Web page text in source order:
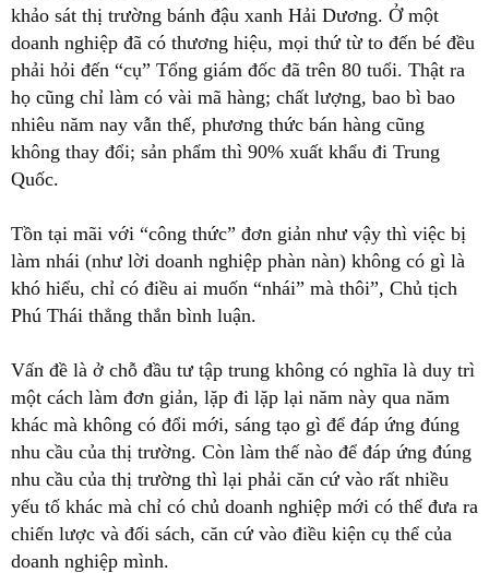
khảo sát thị trường bánh đậu xanh Hải Dương. Ở một
doanh nghiệp đã có thương hiệu, mọi thứ từ to đến bé đều
phải hỏi đến “cụ” Tổng giám đốc đã trên 80 tuổi. Thật ra
họ cũng chỉ làm có vài mã hàng; chất lượng, bao bì bao
nhiêu năm nay vẫn thế, phương thức bán hàng cũng
không thay đổi; sản phẩm thì 90% xuất khẩu đi Trung
Quốc.
Tồn tại mãi với “công thức” đơn giản như vậy thì việc bị
làm nhái (như lời doanh nghiệp phàn nàn) không có gì là
khó hiểu, chỉ có điều ai muốn “nhái” mà thôi”, Chủ tịch
Phú Thái thẳng thắn bình luận.
Vấn đề là ở chỗ đầu tư tập trung không có nghĩa là duy trì
một cách làm đơn giản, lặp đi lặp lại năm này qua năm
khác mà không có đổi mới, sáng tạo gì để đáp ứng đúng
nhu cầu của thị trường. Còn làm thế nào để đáp ứng đúng
nhu cầu của thị trường thì lại phải căn cứ vào rất nhiều
yếu tố khác mà chỉ có chủ doanh nghiệp mới có thể đưa ra
chiến lược và đối sách, căn cứ vào điều kiện cụ thể của
doanh nghiệp mình.